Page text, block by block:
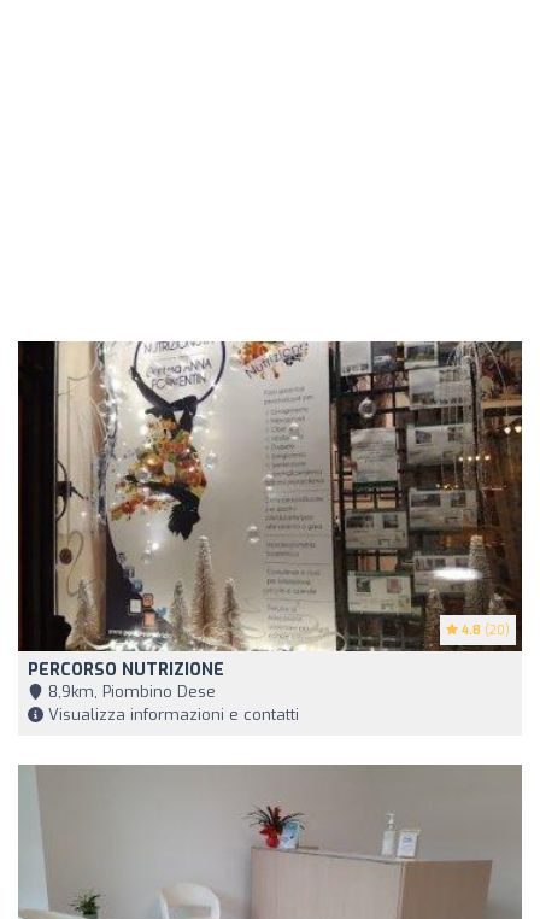
4.8 (20)
PERCORSO NUTRIZIONE
8,9km, Piombino Dese
Visualizza informazioni e contatti